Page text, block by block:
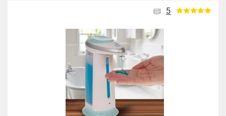
5